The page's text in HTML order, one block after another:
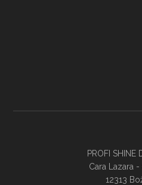
PROFI SHINE
Cara Lazara -
12313